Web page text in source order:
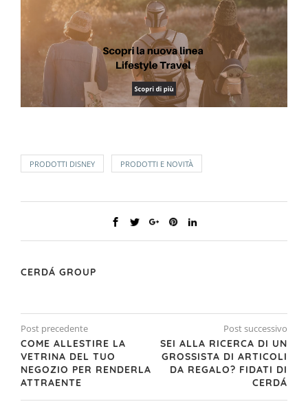
PRODOTTI DISNEY PRODOTTI E NOVITÀ
CERDÁ GROUP
Post precedente
COME ALLESTIRE LA
VETRINA DEL TUO
NEGOZIO PER RENDERLA
ATTRAENTE
Post successivo
SEI ALLA RICERCA DI UN
GROSSISTA DI ARTICOLI
DA REGALO? FIDATI DI
CERDÁ